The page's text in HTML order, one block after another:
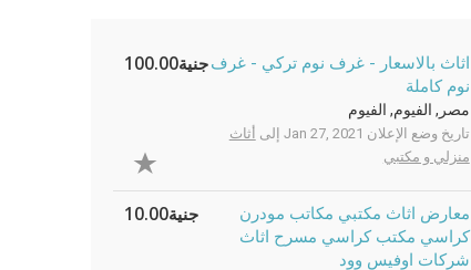
اثاث بالاسعار - غرف نوم تركي - غرف
نوم كاملة
مصر, الفيوم, الفيوم
تاريخ وضع الإعلان Jan 27, 2021 إلى
أثاث
منزلي و مكتبي
جنية100.00
معارض اثاث مكتبي مكاتب مودرن
كراسي مكتب كراسي مسرح اثاث
شركات اوفيس وود
جنية10.00